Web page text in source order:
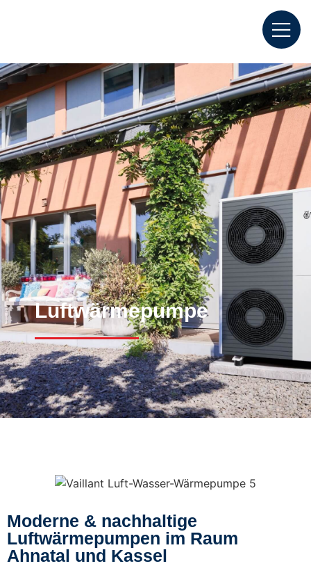
Luftwärmepumpe
Moderne & nachhaltige
Luftwärmepumpen im Raum
Ahnatal und Kassel